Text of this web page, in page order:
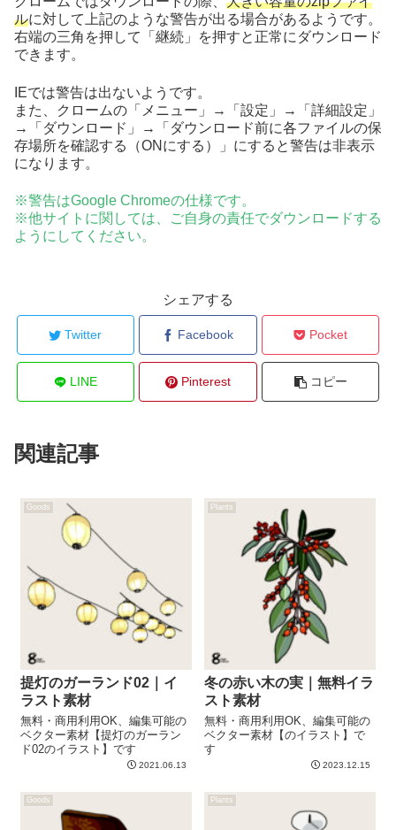
ルに対して上記のような警告が出る場合があるようです。
右端の三角を押して「継続」を押すと正常にダウンロード
できます。
IEでは警告は出ないようです。
また、クロームの「メニュー」→「設定」→「詳細設定」
→「ダウンロード」→「ダウンロード前に各ファイルの保
存場所を確認する（ONにする）」にすると警告は非表示
になります。
※警告はGoogle Chromeの仕様です。
※他サイトに関しては、ご自身の責任でダウンロードする
ようにしてください。
シェアする
Twitter Facebook Pocket
LINE Pinterest コピー
関連記事
Goods
提灯のガーランド02｜イ
ラスト素材
無料・商用利用OK、編集可能の
ベクター素材【提灯のガーラン
ド02のイラスト】です
2021.06.13
Plants
冬の赤い木の実｜無料イラ
スト素材
無料・商用利用OK、編集可能の
ベクター素材【のイラスト】で
す
2023.12.15
Goods Plants